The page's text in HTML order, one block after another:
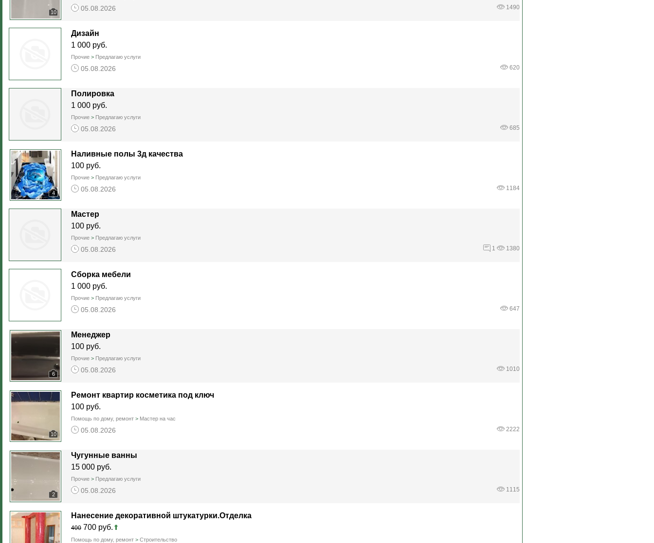
10
1490
05.08.2026
Дизайн
1 000 руб.
Прочие > Предлагаю услуги
620
05.08.2026
Полировка
1 000 руб.
Прочие > Предлагаю услуги
685
05.08.2026
4
Наливные полы 3д качества
100 руб.
Прочие > Предлагаю услуги
1184
05.08.2026
Мастер
100 руб.
Прочие > Предлагаю услуги
1 1380
05.08.2026
Сборка мебели
1 000 руб.
Прочие > Предлагаю услуги
647
05.08.2026
6
Менеджер
100 руб.
Прочие > Предлагаю услуги
1010
05.08.2026
10
Ремонт квартир косметика под ключ
100 руб.
Помощь по дому, ремонт > Мастер на час
2222
05.08.2026
2
Чугунные ванны
15 000 руб.
Прочие > Предлагаю услуги
1115
05.08.2026
Нанесение декоративной штукатурки.Отделка
400 700 руб.
Помощь по дому, ремонт > Строительство